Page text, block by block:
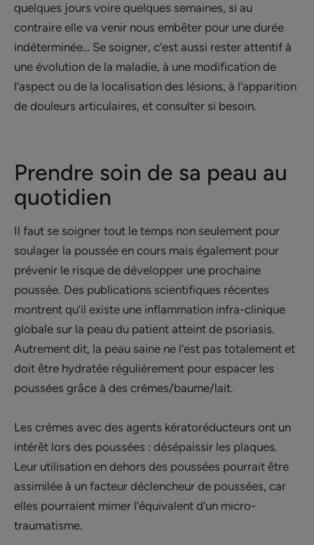
quelques jours voire quelques semaines, si au
contraire elle va venir nous embêter pour une durée
indéterminée… Se soigner, c’est aussi rester attentif à
une évolution de la maladie, à une modification de
l’aspect ou de la localisation des lésions, à l’apparition
de douleurs articulaires, et consulter si besoin.
Prendre soin de sa peau au
quotidien
Il faut se soigner tout le temps non seulement pour
soulager la poussée en cours mais également pour
prévenir le risque de développer une prochaine
poussée. Des publications scientifiques récentes
montrent qu’il existe une inflammation infra-clinique
globale sur la peau du patient atteint de psoriasis.
Autrement dit, la peau saine ne l’est pas totalement et
doit être hydratée régulièrement pour espacer les
poussées grâce à des crèmes/baume/lait.
Les crèmes avec des agents kératoréducteurs ont un
intérêt lors des poussées : désépaissir les plaques.
Leur utilisation en dehors des poussées pourrait être
assimilée à un facteur déclencheur de poussées, car
elles pourraient mimer l’équivalent d’un micro-
traumatisme.